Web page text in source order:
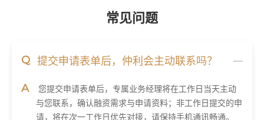
常见问题
Q 提交申请表单后，仲利会主动联系吗？
A
您提交申请表单后，专属业务经理将在工作日当天主动
与您联系，确认融资需求与申请资料；非工作日提交的申
请，将在次一工作日优先对接，请保持手机通讯畅通。